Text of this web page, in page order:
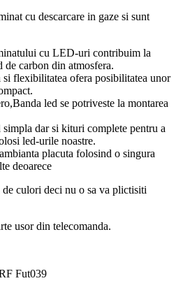
cu descarcare in gaze si sunt
cu LED-uri contribuim la
carbon din atmosfera.
si flexibilitatea ofera posibilitatea unor
led se potriveste la montarea
dar si kituri complete pentru a
led-urile noastre.
placuta folosind o singura
deoarece
de culori deci nu o sa va plictisiti
usor din telecomanda.
Fut039